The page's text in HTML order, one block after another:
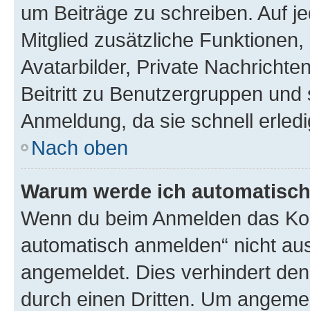
um Beiträge zu schreiben. Auf
Mitglied zusätzliche
Avatarbilder, Private
Beitritt zu Benutzergruppen
Anmeldung, da sie schnell
Nach oben
Warum werde ich
Wenn du beim Anmelden das
automatisch anmelden“ nicht
angemeldet. Dies verhindert
durch einen Dritten. Um